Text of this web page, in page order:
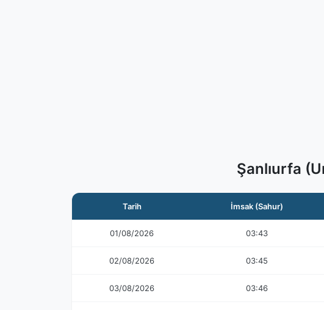
Şanlıurfa
Tarih İmsak (Sahur)
01/08/2026 03:43
02/08/2026 03:45
03/08/2026 03:46